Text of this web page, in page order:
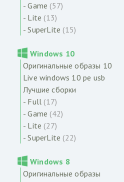
- Game (57)
- Lite (13)
- SuperLite (15)
Windows 10
Оригинальные образы 10
Live windows 10 pe usb
Лучшие сборки
- Full (17)
- Game (42)
- Lite (27)
- SuperLite (22)
Windows 8
Оригинальные образы